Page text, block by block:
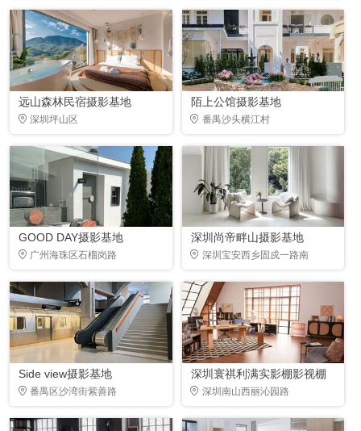
远山森林民宿摄影基地
深圳坪山区
陌上公馆摄影基地
番禺沙头横江村
GOOD DAY摄影基地
广州海珠区石榴岗路
深圳尚帝畔山摄影基地
深圳宝安西乡固戍一路南
Side view摄影基地
番禺区沙湾街紫善路
深圳寰祺利满实影棚影视棚
深圳南山西丽沁园路